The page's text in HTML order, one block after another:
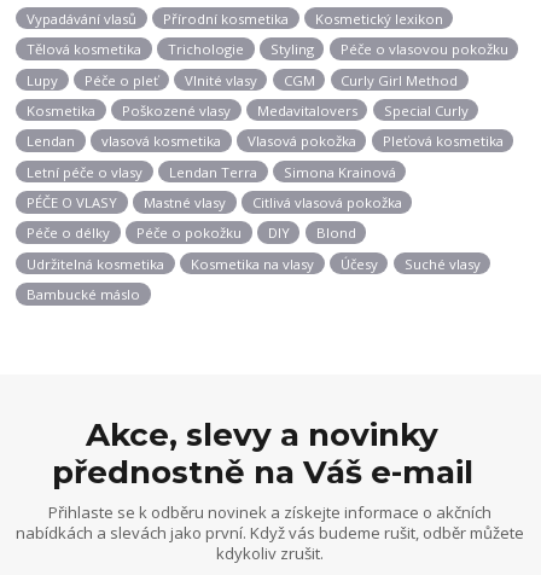
Vypadávání vlasů
Přírodní kosmetika
Kosmetický lexikon
Tělová kosmetika
Trichologie Styling
Péče o vlasovou pokožku
Lupy
Péče o pleť Vlnité vlasy CGM
Curly Girl Method
Kosmetika
Poškozené vlasy Medavitalovers
Special Curly
Lendan
vlasová kosmetika Vlasová pokožka
Pleťová kosmetika
Letní péče o vlasy
Lendan Terra
Simona Krainová
PÉČE O VLASY
Mastné vlasy
Citlivá vlasová pokožka
Péče o délky
Péče o pokožku DIY
Blond
Udržitelná kosmetika
Kosmetika na vlasy Účesy
Suché vlasy
Bambucké máslo
Akce, slevy a novinky
přednostně na Váš e-mail
Přihlaste se k odběru novinek a získejte informace o akčních
nabídkách a slevách jako první. Když vás budeme rušit, odběr můžete
kdykoliv zrušit.